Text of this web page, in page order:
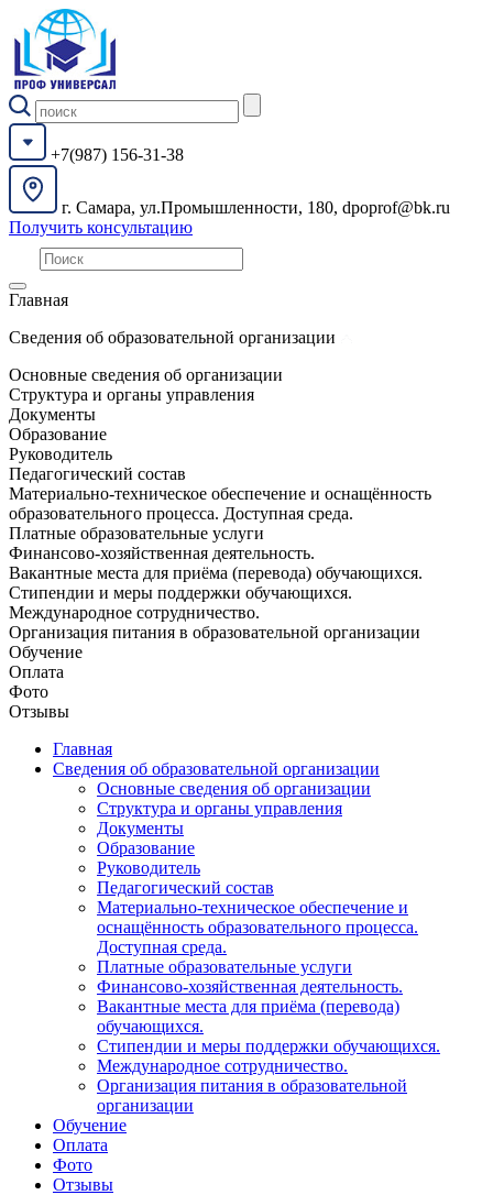
+7(987) 156-31-38
г. Самара, ул.Промышленности, 180, dpoprof@bk.ru
Получить консультацию
Главная
Сведения об образовательной организации
Основные сведения об организации
Структура и органы управления
Документы
Образование
Руководитель
Педагогический состав
Материально-техническое обеспечение и оснащённость
образовательного процесса. Доступная среда.
Платные образовательные услуги
Финансово-хозяйственная деятельность.
Вакантные места для приёма (перевода) обучающихся.
Стипендии и меры поддержки обучающихся.
Международное сотрудничество.
Организация питания в образовательной организации
Обучение
Оплата
Фото
Отзывы
Главная
Сведения об образовательной организации
Основные сведения об организации
Структура и органы управления
Документы
Образование
Руководитель
Педагогический состав
Материально-техническое обеспечение и
оснащённость образовательного процесса.
Доступная среда.
Платные образовательные услуги
Финансово-хозяйственная деятельность.
Вакантные места для приёма (перевода)
обучающихся.
Стипендии и меры поддержки обучающихся.
Международное сотрудничество.
Организация питания в образовательной
организации
Обучение
Оплата
Фото
Отзывы